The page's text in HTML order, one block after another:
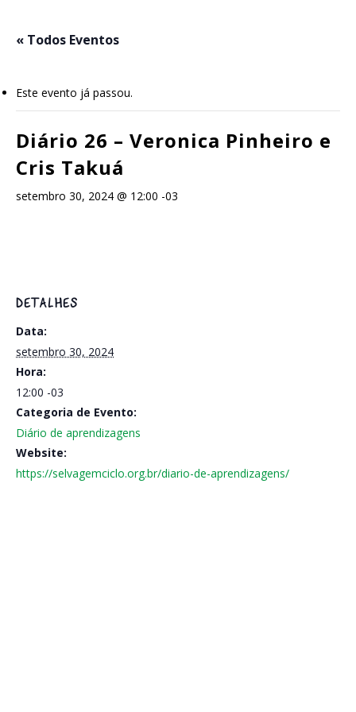
main« Todos Eventos
Este evento já passou.
Diário 26 – Veronica Pinheiro e
Cris Takuá
setembro 30, 2024 @ 12:00 -03
DETALHES
Data:
setembro 30, 2024
Hora:
12:00 -03
Categoria de Evento:
Diário de aprendizagens
Website:
https://selvagemciclo.org.br/diario-de-aprendizagens/